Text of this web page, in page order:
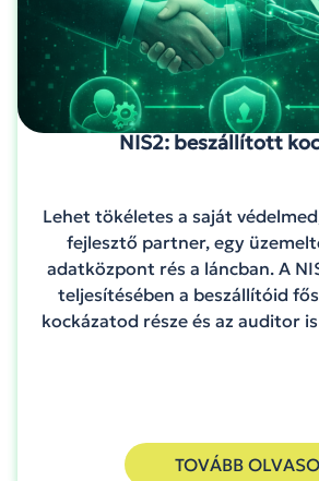
NIS2: beszállított
Lehet tökéletes a saját
fejlesztő partner, egy
adatközpont rés a láncban. A
teljesítésében a beszállítóid
kockázatod része és az auditor
TOVÁBB